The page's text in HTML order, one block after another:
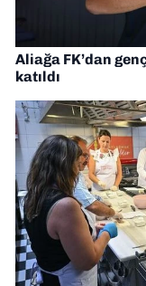
Aliağa FK’dan
katıldı